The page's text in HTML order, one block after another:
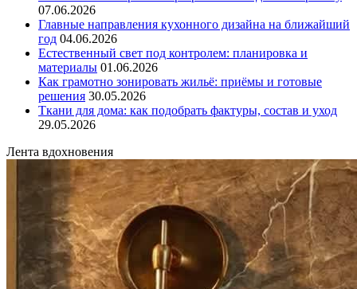
07.06.2026
Главные направления кухонного дизайна на ближайший
год 04.06.2026
Естественный свет под контролем: планировка и
материалы 01.06.2026
Как грамотно зонировать жильё: приёмы и готовые
решения 30.05.2026
Ткани для дома: как подобрать фактуры, состав и уход
29.05.2026
Лента вдохновения